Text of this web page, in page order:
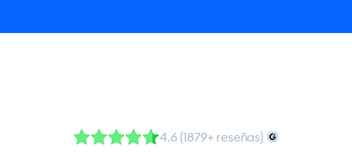
4.6 (1879+ reseñas)